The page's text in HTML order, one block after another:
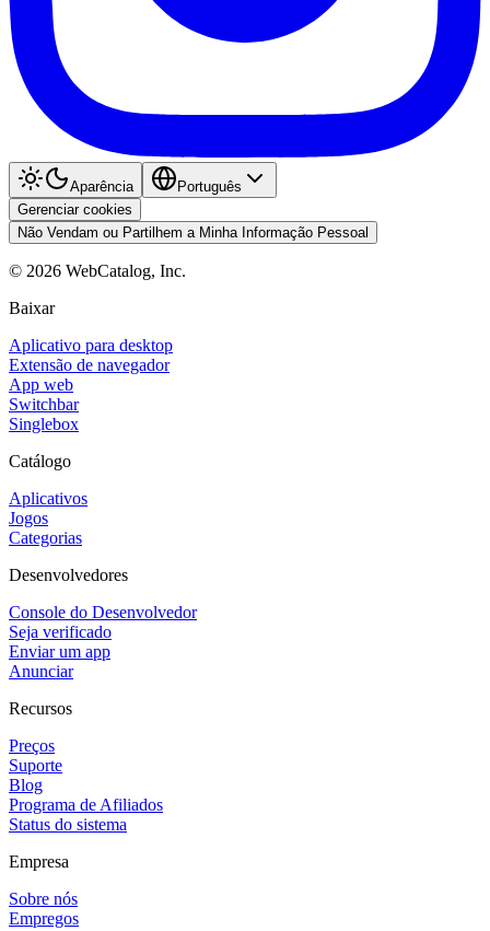
Aparência
Português
Gerenciar cookies
Não Vendam ou Partilhem a Minha Informação Pessoal
© 2026 WebCatalog, Inc.
Baixar
Aplicativo para desktop
Extensão de navegador
App web
Switchbar
Singlebox
Catálogo
Aplicativos
Jogos
Categorias
Desenvolvedores
Console do Desenvolvedor
Seja verificado
Enviar um app
Anunciar
Recursos
Preços
Suporte
Blog
Programa de Afiliados
Status do sistema
Empresa
Sobre nós
Empregos